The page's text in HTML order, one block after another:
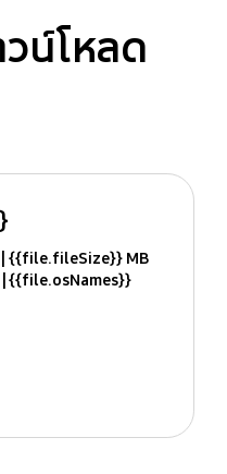
น์โหลด
{{file.fileSize}} MB
{{file.osNames}}